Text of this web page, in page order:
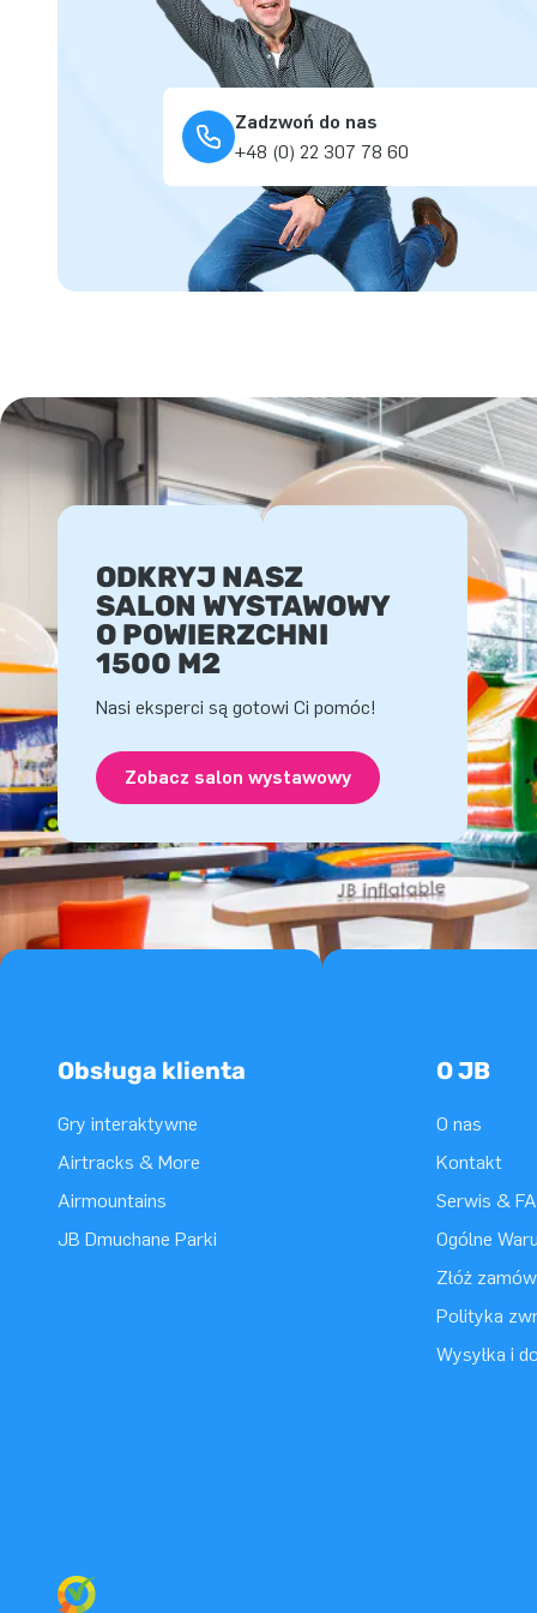
Zadzwoń do nas
+48 (0) 22 307 78 60
ODKRYJ NASZ
SALON WYSTAWOWY
O POWIERZCHNI
1500 M2
Nasi eksperci są gotowi Ci pomóc!
Zobacz salon wystawowy
Obsługa klienta
Gry interaktywne
Airtracks & More
Airmountains
JB Dmuchane Parki
O JB
O nas
Kontakt
Serwis &
Ogólne
Złóż
Polityka
Wysyłka i